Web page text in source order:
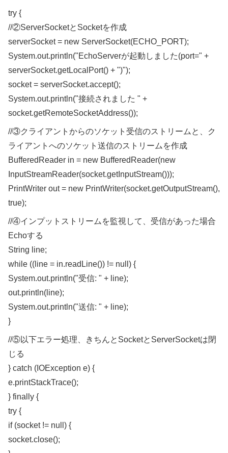
try {
//②ServerSocketとSocketを作成
serverSocket = new ServerSocket(ECHO_PORT);
System.out.println("EchoServerが起動しました(port=" +
serverSocket.getLocalPort() + ")");
socket = serverSocket.accept();
System.out.println("接続されました " +
socket.getRemoteSocketAddress());
//③クライアントからのソケット受信のストリームと、ク
ライアントへのソケット送信のストリームを作成
BufferedReader in = new BufferedReader(new
InputStreamReader(socket.getInputStream()));
PrintWriter out = new PrintWriter(socket.getOutputStream(),
true);
//④インプットストリームを監視して、受信があった場合
Echoする
String line;
while ((line = in.readLine()) != null) {
System.out.println("受信: " + line);
out.println(line);
System.out.println("送信: " + line);
}
//⑤以下エラー処理、きちんとSocketとServerSocketは閉
じる
} catch (IOException e) {
e.printStackTrace();
} finally {
try {
if (socket != null) {
socket.close();